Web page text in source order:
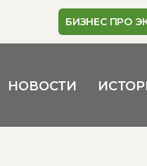
БИЗНЕС ПРО
НОВОСТИ